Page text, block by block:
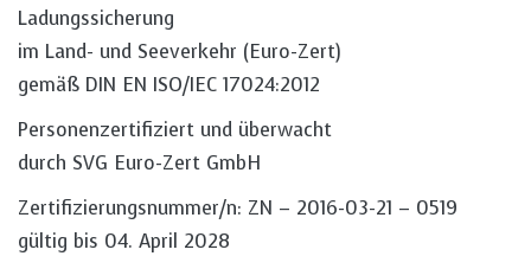
Ladungssicherung
im Land- und Seeverkehr (Euro-Zert)
gemäß DIN EN ISO/IEC 17024:2012
Personenzertifiziert und überwacht
durch SVG Euro-Zert GmbH
Zertifizierungsnummer/n: ZN – 2016-03-21 – 0519
gültig bis 04. April 2028